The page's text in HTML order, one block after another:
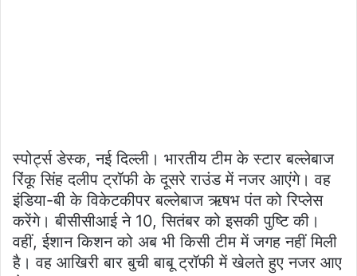
स्पोर्ट्स डेस्क, नई दिल्ली। भारतीय टीम के स्टार बल्लेबाज
रिंकू सिंह दलीप ट्रॉफी के दूसरे राउंड में नजर आएंगे। वह
इंडिया-बी के विकेटकीपर बल्लेबाज ऋषभ पंत को रिप्लेस
करेंगे। बीसीसीआई ने 10, सितंबर को इसकी पुष्टि की।
वहीं, ईशान किशन को अब भी किसी टीम में जगह नहीं मिली
है। वह आखिरी बार बुची बाबू ट्रॉफी में खेलते हुए नजर आए